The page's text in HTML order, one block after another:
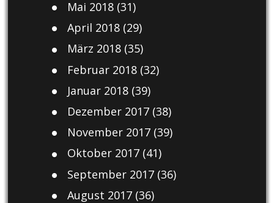
Mai 2018(31)
April 2018(29)
März 2018(35)
Februar 2018(32)
Januar 2018(39)
Dezember 2017(38)
November 2017(39)
Oktober 2017(41)
September 2017(36)
August 2017(36)